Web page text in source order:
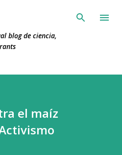
principal
blog de ciencia,
el maíz